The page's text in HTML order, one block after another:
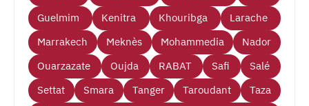
Guelmim
Kenitra Khouribga
Larache
Marrakech
Meknès Mohammedia
Nador
Ouarzazate
Oujda RABAT Safi
Salé
Settat
Smara Tanger Taroudant
Taza